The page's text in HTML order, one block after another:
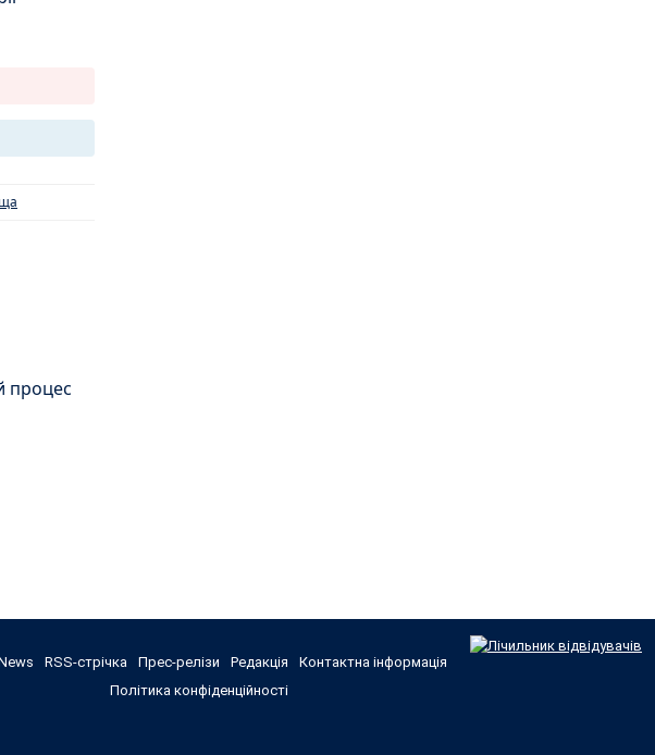
процес
RSS-стрічка Прес-релізи Редакція
Контактна інформація
Політика конфіденційності